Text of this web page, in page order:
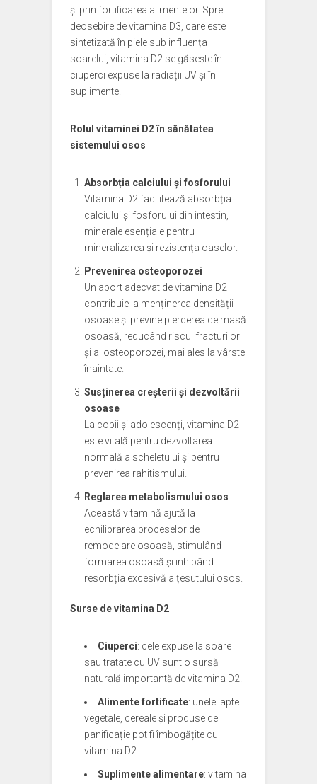
și prin fortificarea alimentelor. Spre
deosebire de vitamina D3, care este
sintetizată în piele sub influența
soarelui, vitamina D2 se găsește în
ciuperci expuse la radiații UV și în
suplimente.
Rolul vitaminei D2 în sănătatea
sistemului osos
Absorbția calciului și fosforului
Vitamina D2 facilitează absorbția
calciului și fosforului din intestin,
minerale esențiale pentru
mineralizarea și rezistența oaselor.
Prevenirea osteoporozei
Un aport adecvat de vitamina D2
contribuie la menținerea densității
osoase și previne pierderea de masă
osoasă, reducând riscul fracturilor
și al osteoporozei, mai ales la vârste
înaintate.
Susținerea creșterii și dezvoltării
osoase
La copii și adolescenți, vitamina D2
este vitală pentru dezvoltarea
normală a scheletului și pentru
prevenirea rahitismului.
Reglarea metabolismului osos
Această vitamină ajută la
echilibrarea proceselor de
remodelare osoasă, stimulând
formarea osoasă și inhibând
resorbția excesivă a țesutului osos.
Surse de vitamina D2
Ciuperci: cele expuse la soare
sau tratate cu UV sunt o sursă
naturală importantă de vitamina D2.
Alimente fortificate: unele lapte
vegetale, cereale și produse de
panificație pot fi îmbogățite cu
vitamina D2.
Suplimente alimentare: vitamina